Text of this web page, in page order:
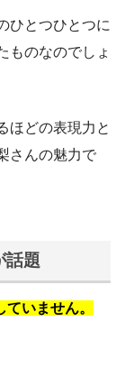
ひとつひとつに
ものなのでしょ
ほどの表現力と
さんの魅力で
話題
いません。